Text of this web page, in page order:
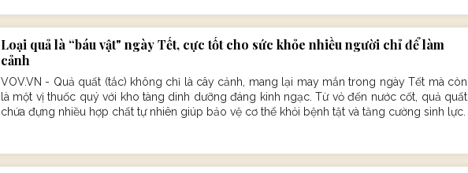
Loại quả là “báu vật" ngày Tết, cực tốt cho sức khỏe nhiều người chỉ để làm
cảnh
VOV.VN - Quả quất (tắc) không chỉ là cây cảnh, mang lại may mắn trong ngày Tết mà còn
là một vị thuốc quý với kho tàng dinh dưỡng đáng kinh ngạc. Từ vỏ đến nước cốt, quả quất
chứa đựng nhiều hợp chất tự nhiên giúp bảo vệ cơ thể khỏi bệnh tật và tăng cường sinh lực.